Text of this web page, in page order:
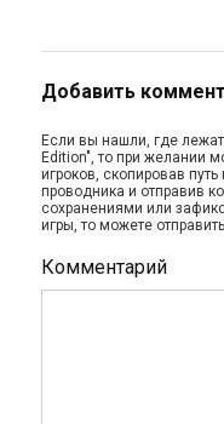
Добавить
Если вы нашли, где
Edition", то при желании
игроков, скопировав
проводника и отправив
сохранениями или
игры, то можете
Комментарий